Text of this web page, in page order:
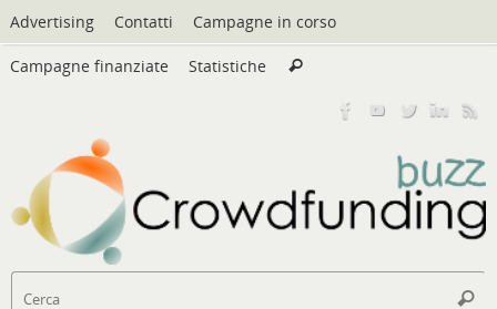
Vai
al
contenuto
Advertising Contatti Campagne in corso
Campagne finanziate Statistiche Cerca
Cerca